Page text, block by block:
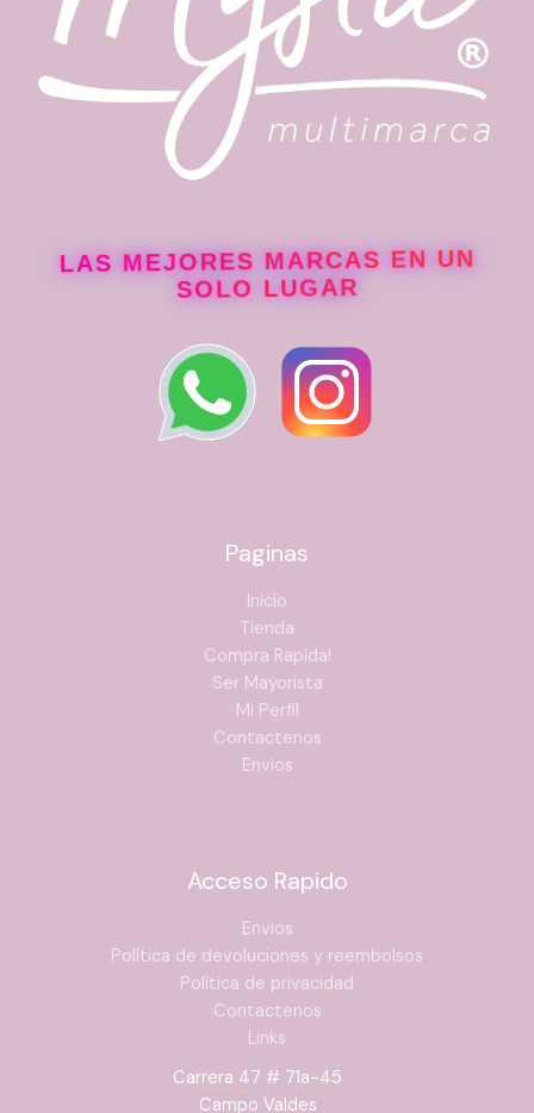
LAS MEJORES MARCAS EN UN
SOLO LUGAR
Paginas
Inicio
Tienda
Compra Rapida!
Ser Mayorista
Mi Perfil
Contactenos
Envios
Acceso Rapido
Envios
Política de devoluciones y reembolsos
Política de privacidad
Contactenos
Links
Carrera 47 # 71a-45
Campo Valdes